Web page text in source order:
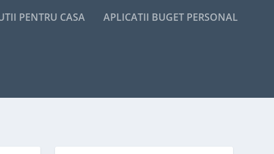
PENTRU CASA APLICATII BUGET PERSONAL